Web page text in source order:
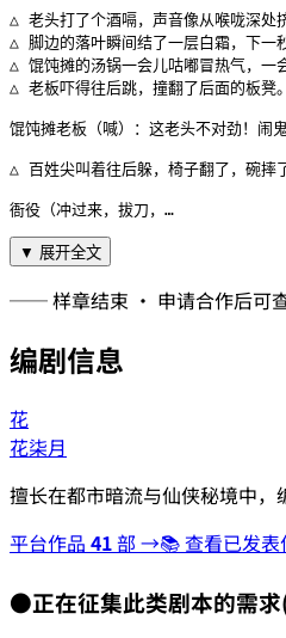
△ 老头打了个酒嗝，声音像从喉咙深处
△ 脚边的落叶瞬间结了一层白霜，下一
△ 馄饨摊的汤锅一会儿咕嘟冒热气，一
△ 老板吓得往后跳，撞翻了后面的板凳。
馄饨摊老板（喊）：这老头不对劲！闹鬼
△ 百姓尖叫着往后躲，椅子翻了，碗摔
衙役（冲过来，拔刀，…
▼ 展开全文
── 样章结束 · 申请合作后可
编剧信息
花
花柒月
擅长在都市暗流与仙侠秘境中，
平台作品 41部 →📚 查看已发
●正在征集此类剧本的需求